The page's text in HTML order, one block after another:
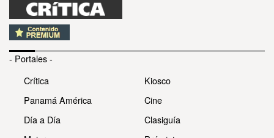
- Portales -
Crítica
Panamá América
Día a Día
Kiosco
Cine
Clasiguía